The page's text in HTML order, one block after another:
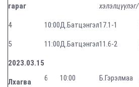
гараг
хэлэлцүүлэг/
4 10:00Д.Батцэнгэл17.1-1
5 11:00Д.Батцэнгэл11.6-2
2023.03.15
Лхагва
6 10:00 Б.Гэрэлмаа